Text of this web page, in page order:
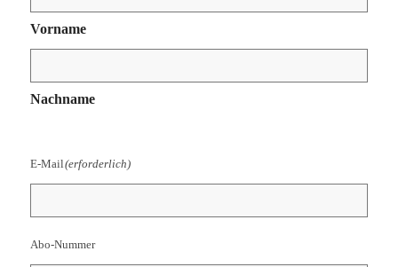
Vorname
Nachname
E-Mail(erforderlich)
Abo-Nummer